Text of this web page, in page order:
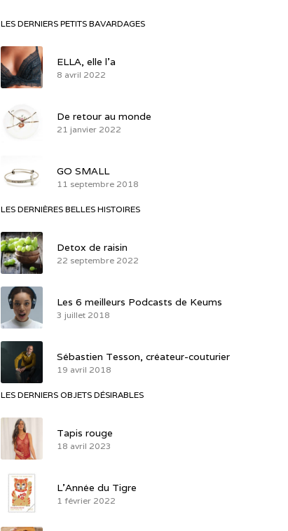
LES DERNIERS PETITS BAVARDAGES
ELLA, elle l’a
8 avril 2022
De retour au monde
21 janvier 2022
GO SMALL
11 septembre 2018
LES DERNIÈRES BELLES HISTOIRES
Detox de raisin
22 septembre 2022
Les 6 meilleurs Podcasts de Keums
3 juillet 2018
Sébastien Tesson, créateur-couturier
19 avril 2018
LES DERNIERS OBJETS DÉSIRABLES
Tapis rouge
18 avril 2023
L’Année du Tigre
1 février 2022